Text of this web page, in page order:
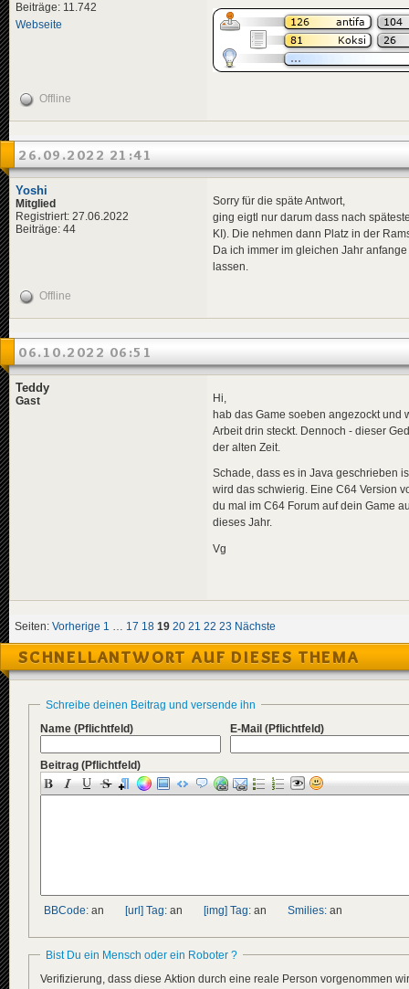
Beiträge: 11.742
Webseite
Offline
26.09.2022 21:41
Yoshi
Mitglied
Registriert: 27.06.2022
Beiträge: 44
Sorry für die späte Antwort,
ging eigtl nur darum dass nach
KI). Die nehmen dann Platz in der
Da ich immer im gleichen Jahr
lassen.
Offline
06.10.2022 06:51
Teddy
Gast
Hi,
hab das Game soeben angezockt und
Arbeit drin steckt. Dennoch - dieser
der alten Zeit.
Schade, dass es in Java geschrieben
wird das schwierig. Eine C64 Version
du mal im C64 Forum auf dein Game
dieses Jahr.
Vg
Seiten: Vorherige 1 17 18 19 20 21 22 23 Nächste
SCHNELLANTWORT AUF DIESES THEMA
Schreibe deinen Beitrag und versende ihn
Name (Pflichtfeld) E-Mail (Pflichtfeld)
Beitrag (Pflichtfeld)
BBCode: an [url] Tag: an [img] Tag: an Smilies: an
Bist Du ein Mensch oder ein Roboter ?
Verifizierung, dass diese Aktion durch eine reale Person vorgenommen